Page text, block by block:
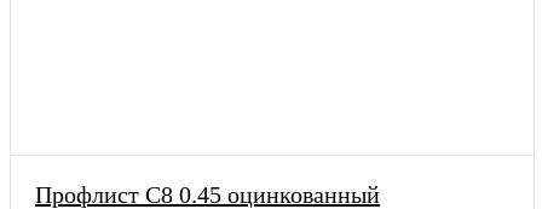
Профлист С8 0.45 оцинкованный